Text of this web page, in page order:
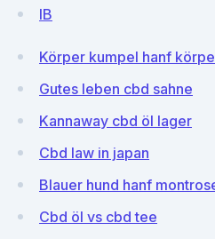
IB
Körper kumpel hanf
Gutes leben cbd sahne
Kannaway cbd öl lager
Cbd law in japan
Blauer hund hanf
Cbd öl vs cbd tee